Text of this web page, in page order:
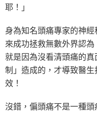
耶！」
身為知名頭痛專家的神
來成功拯救無數外界認
就是因為沒看清頭痛的
制」造成的，才導致醫
效！
沒錯，偏頭痛不是一種